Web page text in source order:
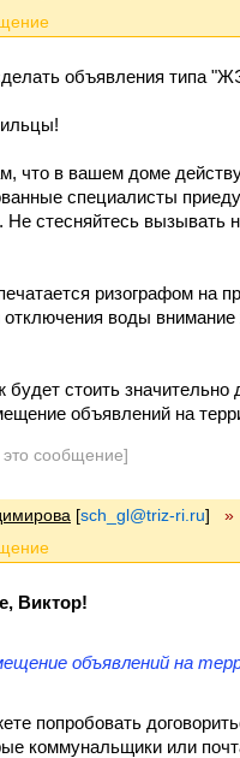
объявления типа
что в вашем доме
специалисты
Не стесняйтесь вызывать
ризографом на
воды внимание
стоить
объявлений на
это сообщение]
[sch_gl@triz-ri.ru] »
Виктор!
объявлений на
попробовать
коммунальщики или